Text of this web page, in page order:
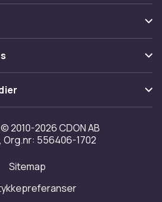
2010-2026 CDON AB
Org.nr: 556406-1702
Sitemap